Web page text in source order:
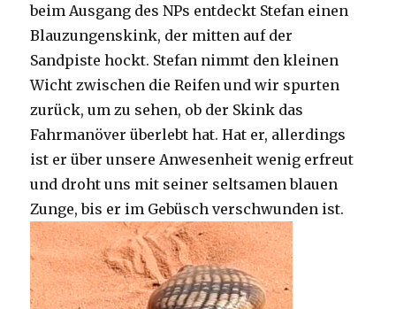
beim Ausgang des NPs entdeckt Stefan einen
Blauzungenskink, der mitten auf der
Sandpiste hockt. Stefan nimmt den kleinen
Wicht zwischen die Reifen und wir spurten
zurück, um zu sehen, ob der Skink das
Fahrmanöver überlebt hat. Hat er, allerdings
ist er über unsere Anwesenheit wenig erfreut
und droht uns mit seiner seltsamen blauen
Zunge, bis er im Gebüsch verschwunden ist.